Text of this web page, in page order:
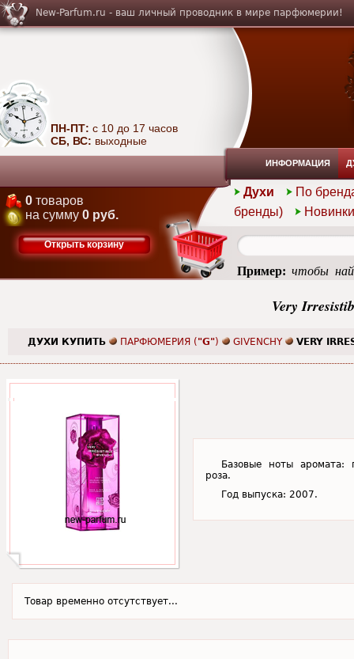
Very
ДУХИ КУПИТЬ ПАРФЮМЕРИЯ ( "G") GIVENCHY VERY
Базовые ноты аромата:
роза.
Год выпуска: 2007.
Товар временно отсутствует...
New-Parfum.ru - ваш личный проводник в мире парфюмерии!
ПН-ПТ: с 10 до 17 часов
СБ, ВС: выходные
ИНФОРМАЦИЯ
Духи
По
бренды)
Новинки
0 товаров
на сумму 0 руб.
Открыть корзину
Пример: чтобы